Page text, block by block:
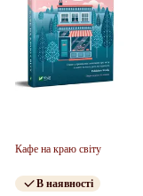
Кафе на краю світу
В наявності